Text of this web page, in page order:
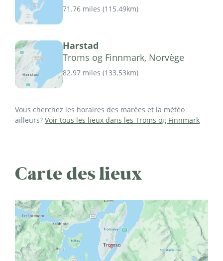
71.76 miles (115.49km)
Harstad
Troms og Finnmark, Norvège
82.97 miles (133.53km)
Vous cherchez les horaires des marées et la météo
ailleurs? Voir tous les lieux dans les Troms og Finnmark
Carte des lieux